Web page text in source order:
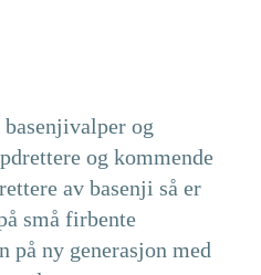
og
og kommende
av basenji så er
små firbente
på ny generasjon med